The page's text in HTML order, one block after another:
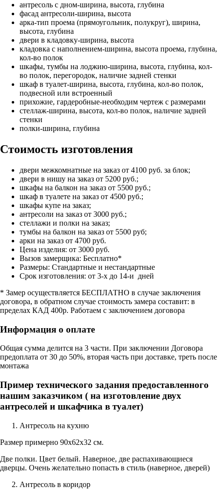
антресоль с дном-ширина, высота, глубина
фасад антресоли-ширина, высота
арка-тип проема (прямоугольник, полукруг), ширина,
высота, глубина
двери в кладовку-ширина, высота
кладовка с наполнением-ширина, высота проема, глубина,
кол-во полок
шкафы, тумбы на лоджию-ширина, высота, глубина, кол-
во полок, перегородок, наличие задней стенки
шкаф в туалет-ширина, высота, глубина, кол-во полок,
подвесной или встроенный
прихожие, гардеробные-необходим чертеж с размерами
стеллаж-ширина, высота, кол-во полок, наличие задней
стенки
полки-ширина, глубина
Стоимость изготовления
двери межкомнатные на заказ от 4100 руб. за блок;
двери в нишу на заказ от 5200 руб.;
шкафы на балкон на заказ от 5500 руб.;
шкаф в туалете на заказ от 4500 руб.;
шкафы купе на заказ;
антресоли на заказ от 3000 руб.;
стеллажи и полки на заказ;
тумбы на балкон на заказ от 5500 руб;
арки на заказ от 4700 руб.
Цена изделия: от 3000 руб.
Вызов замерщика: Бесплатно*
Размеры: Стандартные и нестандартные
Срок изготовления: от 3-х до 14-и дней
* Замер осуществляется БЕСПЛАТНО в случае заключения
договора, в обратном случае стоимость замера составит: в
пределах КАД 400р. Работаем с заключением договора
Информация о оплате
Общая сумма делится на 3 части. При заключении Договора
предоплата от 30 до 50%, вторая часть при доставке, треть после
монтажа
Пример технического задания предоставленного
нашим заказчиком ( на изготовление двух
антресолей и шкафчика в туалет)
Антресоль на кухню
Размер примерно 90х62х32 см.
Две полки. Цвет белый. Наверное, две распахивающиеся
дверцы. Очень желательно попасть в стиль (наверное, дверей)
Антресоль в коридор